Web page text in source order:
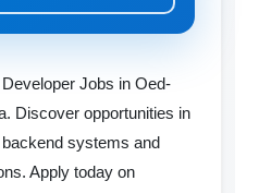
Jobs in Oed-
Discover opportunities in
systems and
Apply today on